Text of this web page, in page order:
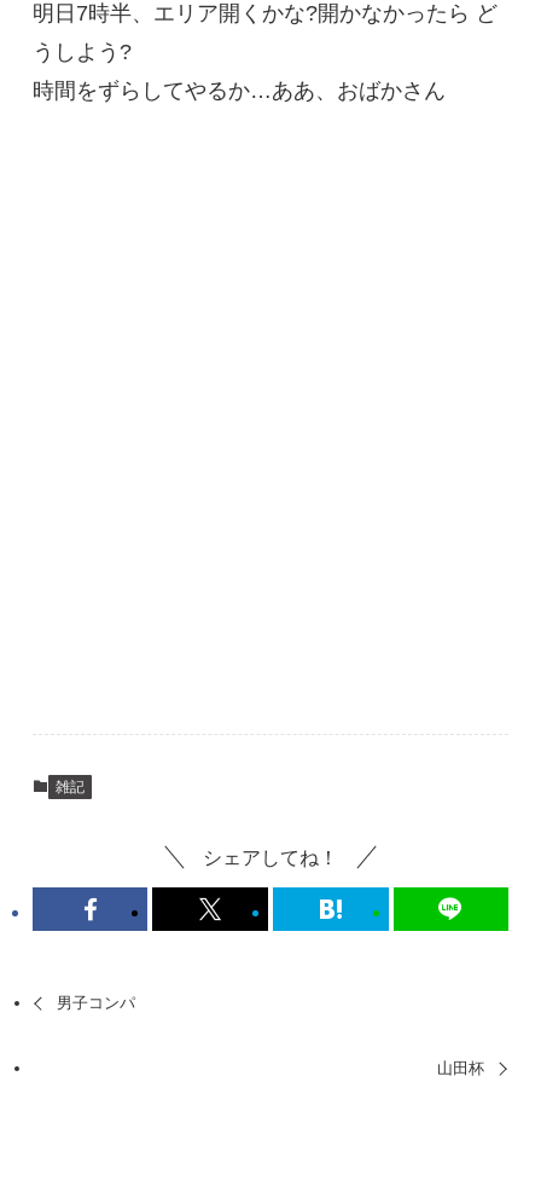
明日7時半、エリア開くかな?開かなかったら ど
うしよう?
時間をずらしてやるか…ああ、おばかさん
雑記
シェアしてね！
男子コンパ
山田杯